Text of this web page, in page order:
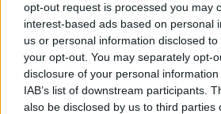
opt-out request is processed you may
interest-based ads based on personal
us or personal information disclosed
your opt-out. You may separately opt-
disclosure of your personal
IAB’s list of downstream participants.
also be disclosed by us to third parties
ΘΕΡΜΙΔΕΣ ΤΡΟΦΕΣ ΜΕ ΛΙΓΕΣ
ΤΡΟΦΙΜΑ ΠΟΥ ΧΟΡΤΑΙΝΟΥΝ ·
ΤΡΟΦΕΣ ΠΟΥ ΧΟΡΤΑΙΝΟΥΝ ·
ΣΝΑΚ ΜΕ ΛΙΓΕΣ ΘΕΡΜΙΔΕΣ